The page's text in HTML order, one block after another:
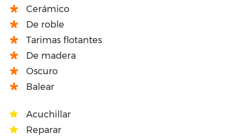
Cerámico
De roble
Tarimas flotantes
De madera
Oscuro
Balear
Acuchillar
Reparar